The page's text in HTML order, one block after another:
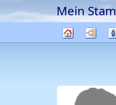
Weiter zu
Mein